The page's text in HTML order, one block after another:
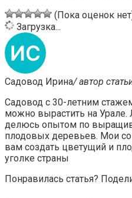
(Пока оценок
Загрузка...
Садовод Ирина/ автор
Садовод с 30-летним
можно вырастить на
делюсь опытом по
плодовых деревьев. Мои
вам создать цветущий и
уголке страны
Понравилась статья?